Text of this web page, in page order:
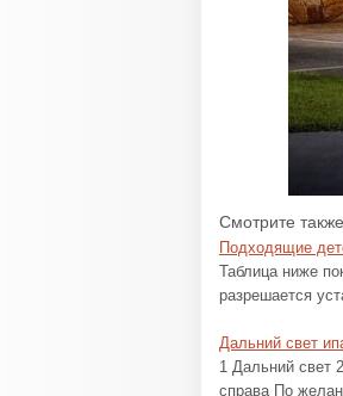
Смотрите
Подходящие
Таблица ниже
разрешается
Дальний свет
1 Дальний свет
справа По